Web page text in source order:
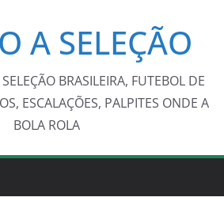
A SELEÇÃO
BRASILEIRA, FUTEBOL DE
ESCALAÇÕES, PALPITES ONDE A
BOLA ROLA